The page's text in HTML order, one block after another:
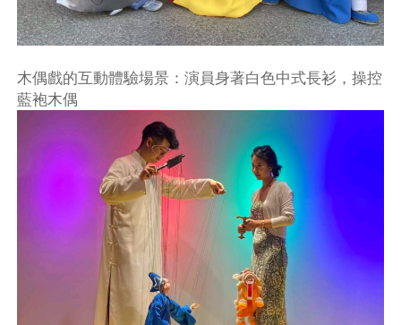
木偶戲的互動體驗場景：演員身著白色中式長衫，操控
藍袍木偶